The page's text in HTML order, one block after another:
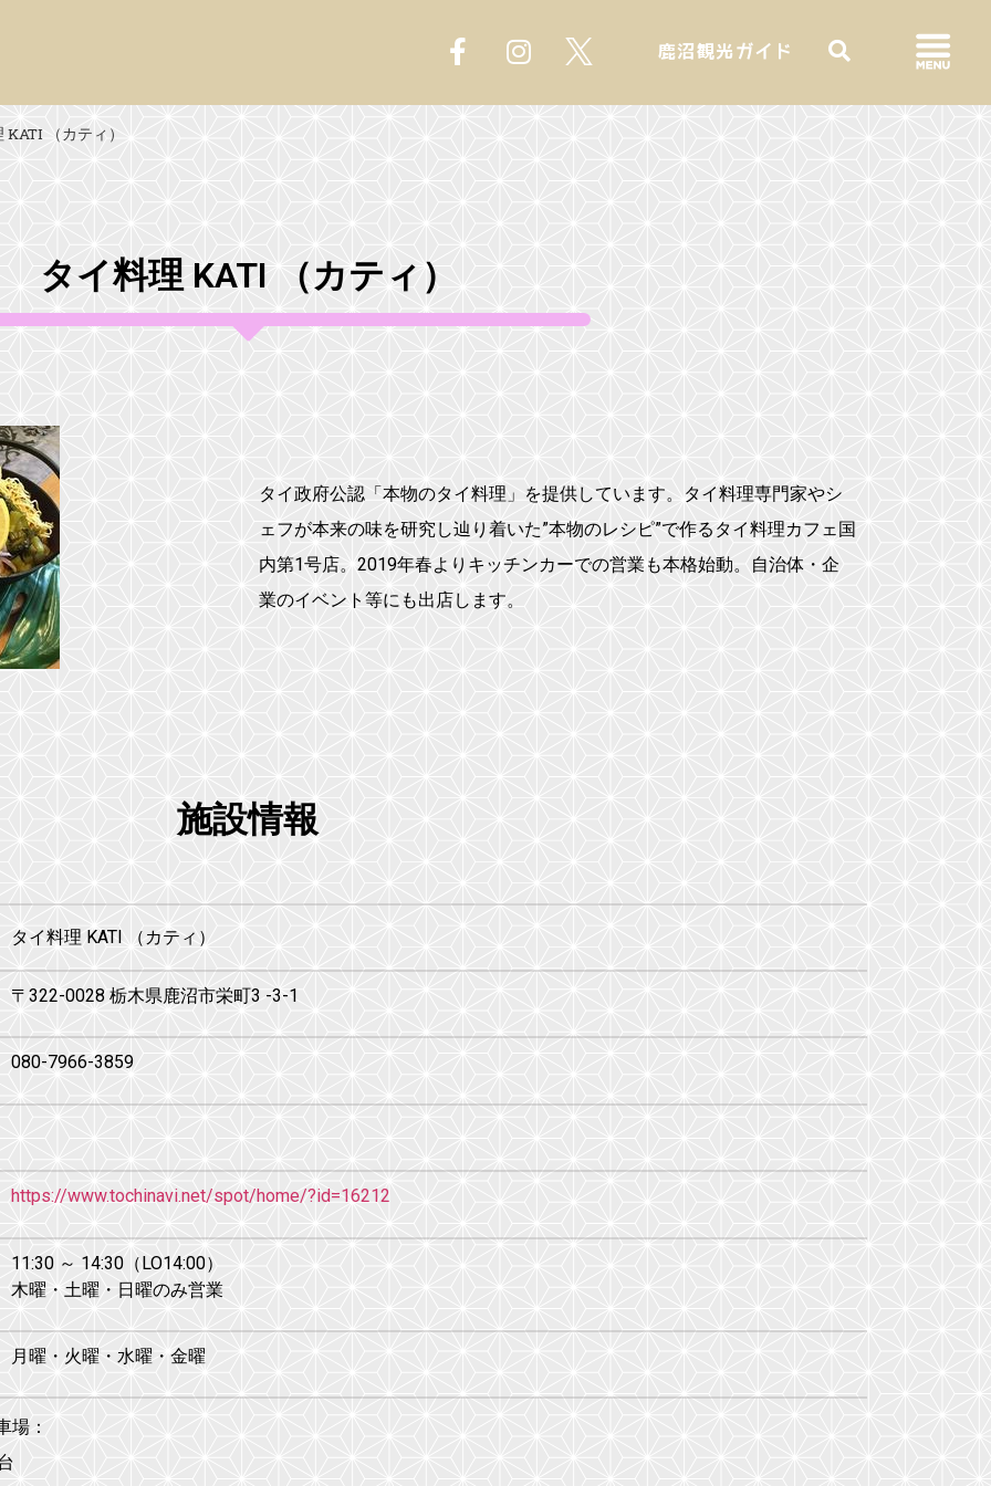
鹿沼観光ガイド
KATI （カティ）
タイ料理 KATI （カティ）
タイ政府公認「本物のタイ料理」を提供しています。タイ料理専門家やシ
ェフが本来の味を研究し辿り着いた”本物のレシピ”で作るタイ料理カフェ国
内第1号店。2019年春よりキッチンカーでの営業も本格始動。自治体・企
業のイベント等にも出店します。
施設情報
タイ料理 KATI （カティ）
〒322-0028 栃木県鹿沼市栄町3 -3-1
080-7966-3859
https://www.tochinavi.net/spot/home/?id=16212
11:30 ～ 14:30（LO14:00）
木曜・土曜・日曜のみ営業
月曜・火曜・水曜・金曜
場：